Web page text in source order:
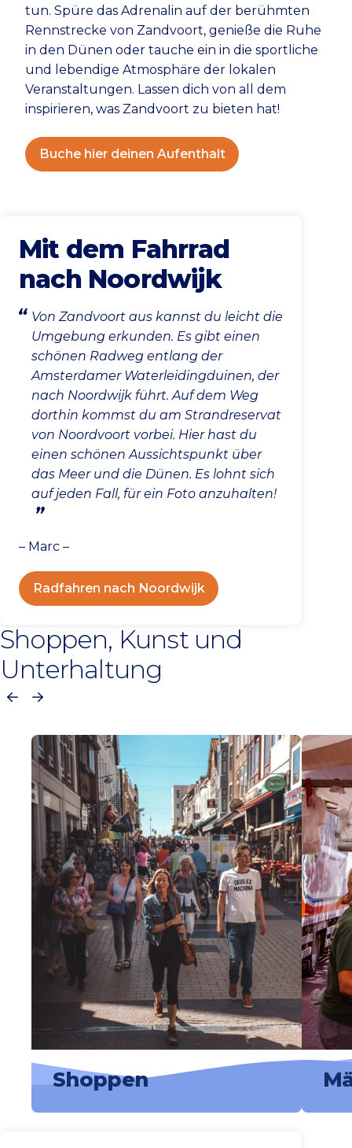
tun. Spüre das Adrenalin auf der berühmten
Rennstrecke von Zandvoort, genieße die Ruhe
in den Dünen oder tauche ein in die sportliche
und lebendige Atmosphäre der lokalen
Veranstaltungen. Lassen dich von all dem
inspirieren, was Zandvoort zu bieten hat!
Buche hier deinen Aufenthalt
Mit dem Fahrrad
nach Noordwijk
Von Zandvoort aus kannst du leicht die
Umgebung erkunden. Es gibt einen
schönen Radweg entlang der
Amsterdamer Waterleidingduinen, der
nach Noordwijk führt. Auf dem Weg
dorthin kommst du am Strandreservat
von Noordvoort vorbei. Hier hast du
einen schönen Aussichtspunkt über
das Meer und die Dünen. Es lohnt sich
auf jeden Fall, für ein Foto anzuhalten!
– Marc –
Radfahren nach Noordwijk
Shoppen, Kunst und
Unterhaltung
Vorherige
Nächste
Shoppen